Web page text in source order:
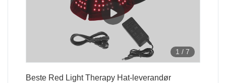
1 / 7
Beste Red Light Therapy Hat-leverandør